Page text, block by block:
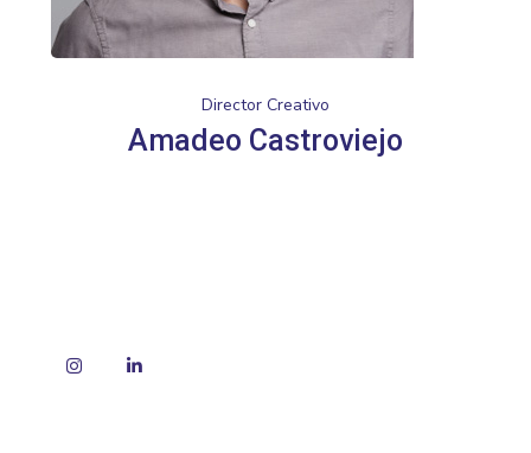
Director Creativo
Amadeo Castroviejo
InstagramLinkedIn